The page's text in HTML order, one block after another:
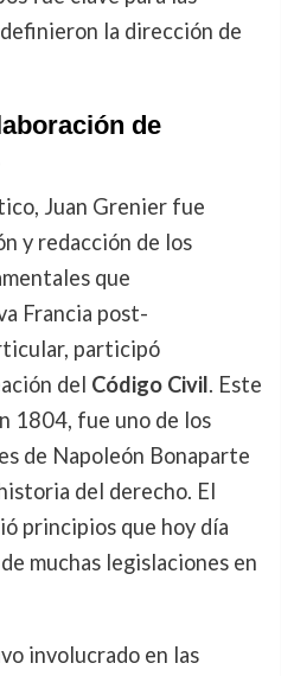
la dirección de
de
Juan Grenier fue
y redacción de los
que
Francia post-
participó
del Código Civil. Este
1804, fue uno de los
de Napoleón Bonaparte
del derecho. El
principios que hoy día
muchas legislaciones en
involucrado en las